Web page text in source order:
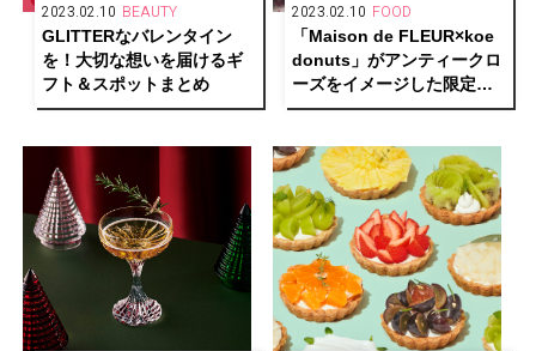
2023.02.10 BEAUTY
GLITTERなバレンタイン
を！大切な想いを届けるギ
フト＆スポットまとめ
2023.02.10 FOOD
「Maison de FLEUR×koe
donuts」がアンティークロ
ーズをイメージした限定ク
ッキー缶で初のコラボレー